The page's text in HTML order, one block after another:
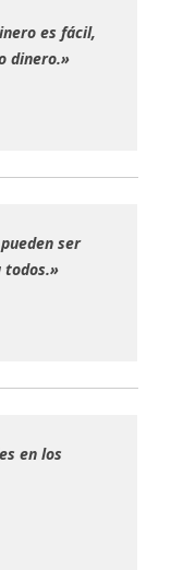
es fácil,
dinero.»
ser
todos.»
en los